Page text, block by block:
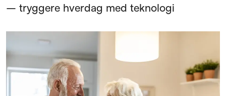
– tryggere hverdag med teknologi